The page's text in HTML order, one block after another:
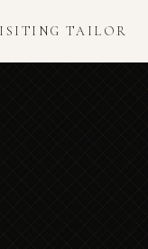
TAILOR